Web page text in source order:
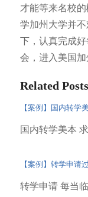
才能等来名校
学加州大学并
下，认真完成
会，进入美国加
Related Posts
【案例】国内转学
国内转学美本
【案例】转学申请
转学申请 每当